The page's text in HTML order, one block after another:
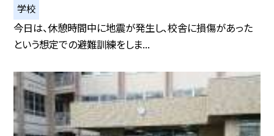
学校
今日は、休憩時間中に地震が発生し、校舎に損傷があった
という想定での避難訓練をしま...